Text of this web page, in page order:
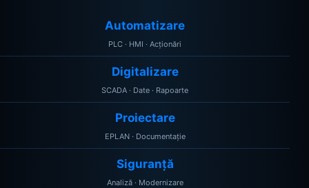
Automatizare
PLC · HMI · Acționări
Digitalizare
SCADA · Date · Rapoarte
Proiectare
EPLAN · Documentație
Siguranță
Analiză · Modernizare